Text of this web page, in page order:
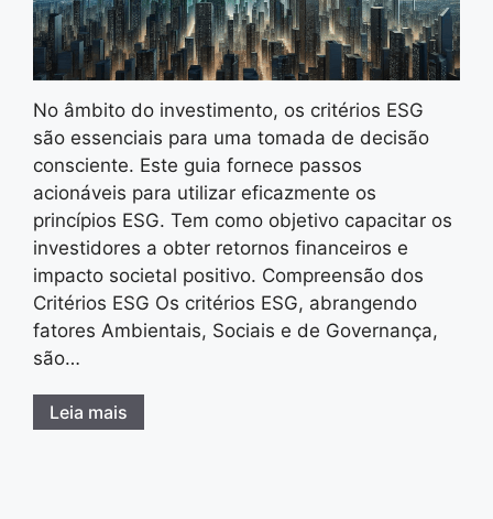
No âmbito do investimento, os critérios ESG
são essenciais para uma tomada de decisão
consciente. Este guia fornece passos
acionáveis para utilizar eficazmente os
princípios ESG. Tem como objetivo capacitar os
investidores a obter retornos financeiros e
impacto societal positivo. Compreensão dos
Critérios ESG Os critérios ESG, abrangendo
fatores Ambientais, Sociais e de Governança,
são…
Leia mais